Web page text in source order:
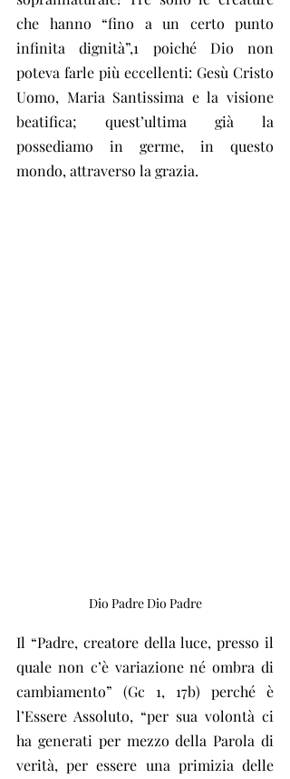
che hanno “fino a un certo punto
infinita dignità”,1 poiché Dio non
poteva farle più eccellenti: Gesù Cristo
Uomo, Maria Santissima e la visione
beatifica; quest’ultima già la
possediamo in germe, in questo
mondo, attraverso la grazia.
Dio Padre Dio Padre
Il “Padre, creatore della luce, presso il
quale non c’è variazione né ombra di
cambiamento” (Gc 1, 17b) perché è
l’Essere Assoluto, “per sua volontà ci
ha generati per mezzo della Parola di
verità, per essere una primizia delle